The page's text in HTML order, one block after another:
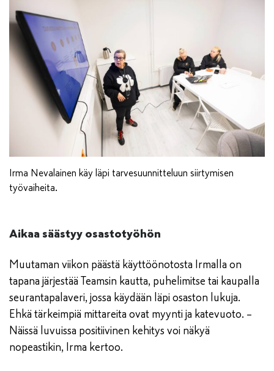
Irma Nevalainen käy läpi tarvesuunnitteluun siirtymisen
työvaiheita.
Aikaa säästyy osastotyöhön
Muutaman viikon päästä käyttöönotosta Irmalla on
tapana järjestää Teamsin kautta, puhelimitse tai kaupalla
seurantapalaveri, jossa käydään läpi osaston lukuja.
Ehkä tärkeimpiä mittareita ovat myynti ja katevuoto. –
Näissä luvuissa positiivinen kehitys voi näkyä
nopeastikin, Irma kertoo.